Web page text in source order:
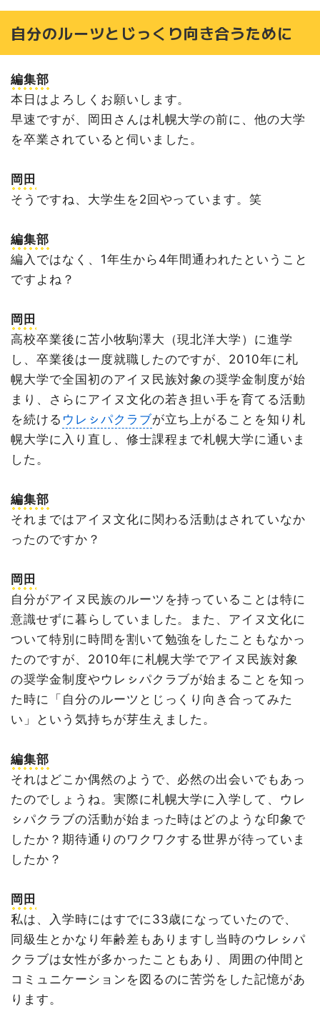
自分のルーツとじっくり向き合うために
編集部
本日はよろしくお願いします。
早速ですが、岡田さんは札幌大学の前に、他の大学
を卒業されていると伺いました。
岡田
そうですね、大学生を2回やっています。笑
編集部
編入ではなく、1年生から4年間通われたということ
ですよね？
岡田
高校卒業後に苫小牧駒澤大（現北洋大学）に進学
し、卒業後は一度就職したのですが、2010年に札
幌大学で全国初のアイヌ民族対象の奨学金制度が始
まり、さらにアイヌ文化の若き担い手を育てる活動
を続ける ウレㇱパクラブが立ち上がることを知り札
幌大学に入り直し、修士課程まで札幌大学に通いま
した。
編集部
それまではアイヌ文化に関わる活動はされていなか
ったのですか？
岡田
自分がアイヌ民族のルーツを持っていることは特に
意識せずに暮らしていました。また、アイヌ文化に
ついて特別に時間を割いて勉強をしたこともなかっ
たのですが、2010年に札幌大学でアイヌ民族対象
の奨学金制度やウレㇱパクラブが始まることを知っ
た時に「自分のルーツとじっくり向き合ってみた
い」という気持ちが芽生えました。
編集部
それはどこか偶然のようで、必然の出会いでもあっ
たのでしょうね。実際に札幌大学に入学して、ウレ
ㇱパクラブの活動が始まった時はどのような印象で
したか？期待通りのワクワクする世界が待っていま
したか？
岡田
私は、入学時にはすでに33歳になっていたので、
同級生とかなり年齢差もありますし当時のウレㇱパ
クラブは女性が多かったこともあり、周囲の仲間と
コミュニケーションを図るのに苦労をした記憶があ
ります。